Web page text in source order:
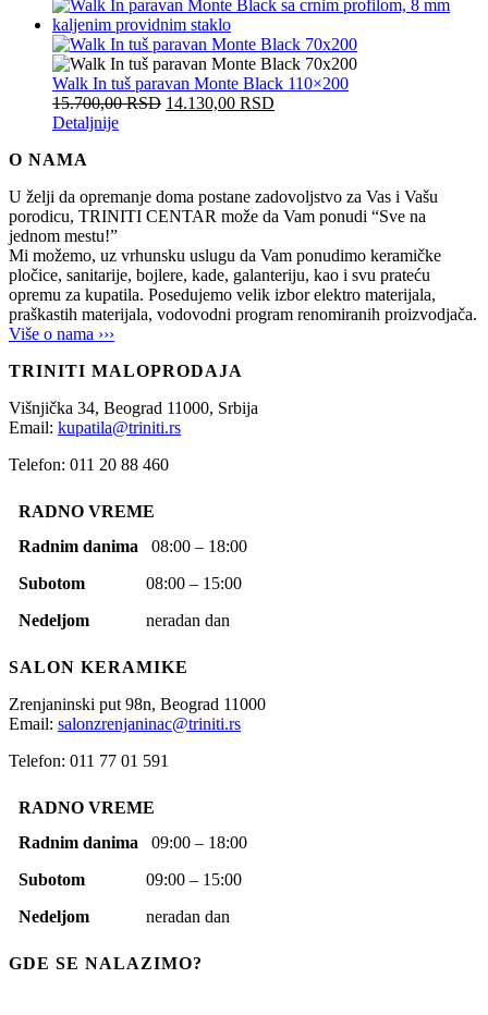
Walk In tuš paravan Monte Black 110×200
15.700,00RSD 14.130,00 RSD
Detaljnije
O NAMA
U želji da opremanje doma postane zadovoljstvo za Vas i Vašu
porodicu, TRINITI CENTAR može da Vam ponudi “Sve na
jednom mestu!”
Mi možemo, uz vrhunsku uslugu da Vam ponudimo keramičke
pločice, sanitarije, bojlere, kade, galanteriju, kao i svu prateću
opremu za kupatila. Posedujemo velik izbor elektro materijala,
praškastih materijala, vodovodni program renomiranih proizvodjača.
Više o nama ›››
TRINITI MALOPRODAJA
Višnjička 34, Beograd 11000, Srbija
Email: kupatila@triniti.rs
Telefon: 011 20 88 460
RADNO VREME
Radnim danima 08:00 – 18:00
Subotom 08:00 – 15:00
Nedeljom neradan dan
SALON KERAMIKE
Zrenjaninski put 98n, Beograd 11000
Email: salonzrenjaninac@triniti.rs
Telefon: 011 77 01 591
RADNO VREME
Radnim danima 09:00 – 18:00
Subotom 09:00 – 15:00
Nedeljom neradan dan
GDE SE NALAZIMO?